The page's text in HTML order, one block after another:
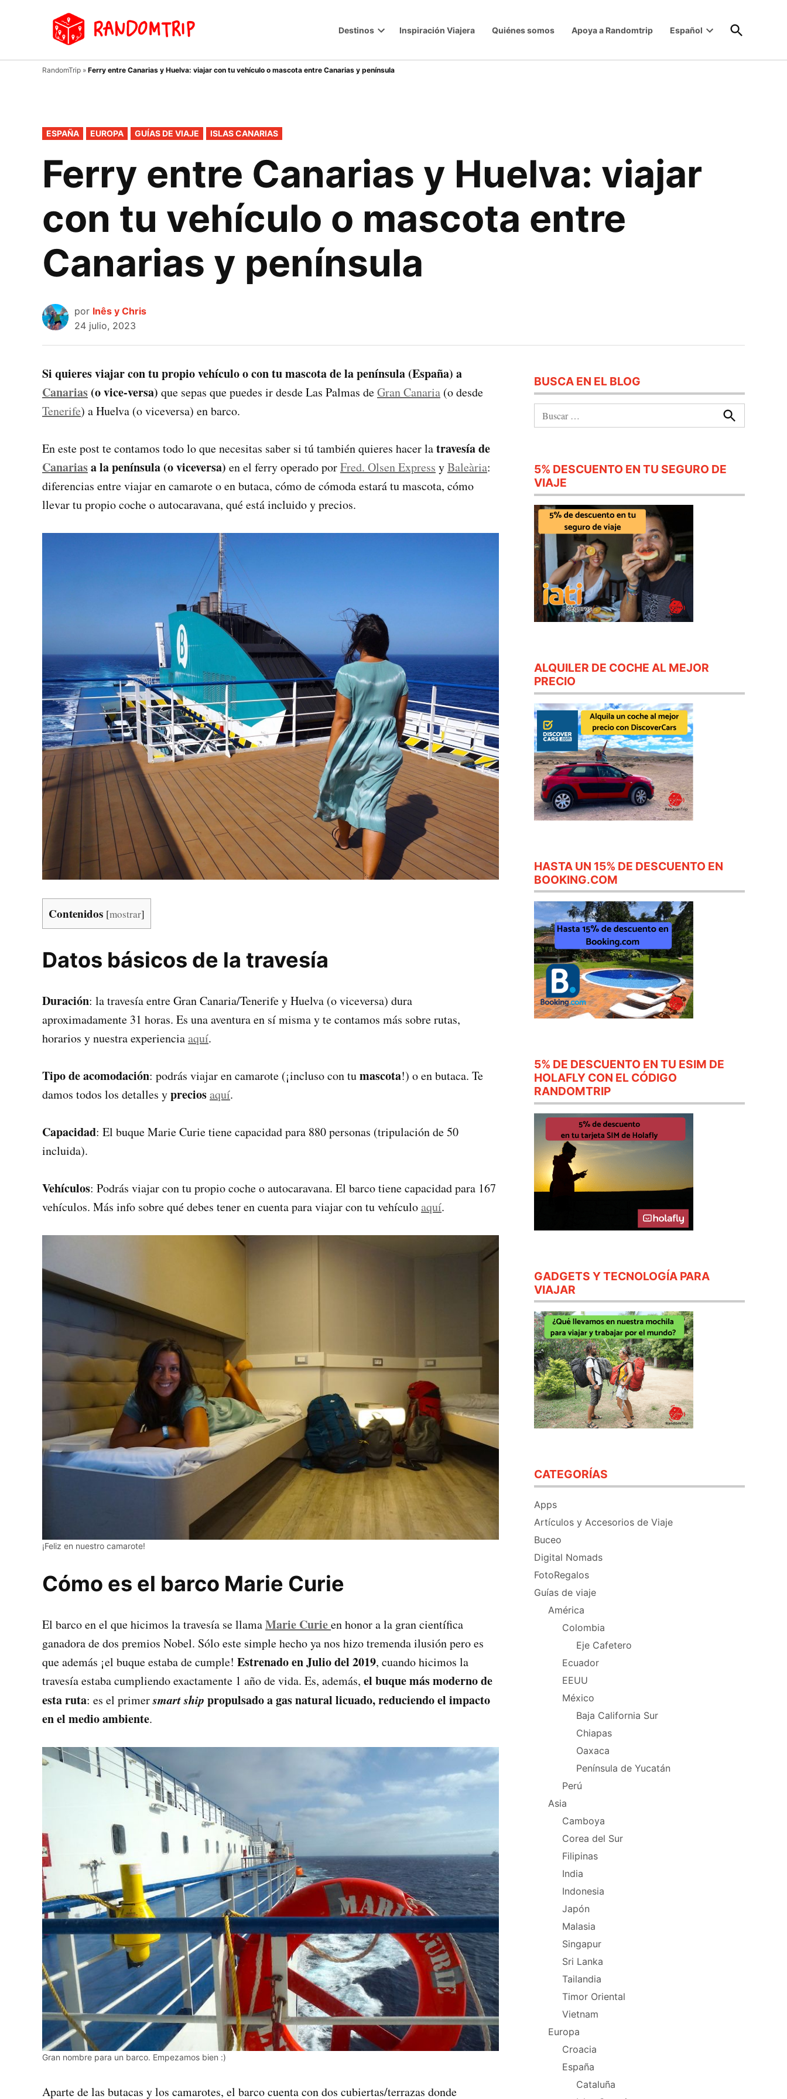
donde
tu
Destinos
menu
Inspiración Viajera Quiénes somos Apoya a Randomtrip Español
menu
Open
Search
RandomTrip » Ferry entre Canarias y Huelva: viajar con tu vehículo o mascota entre Canarias y península
PUBLICADO
EN
ESPAÑA EUROPA GUÍAS DE VIAJE ISLAS CANARIAS
Ferry entre Canarias y Huelva: viajar
con tu vehículo o mascota entre
Canarias y península
por Inês y Chris
24 julio, 2023
Si quieres viajar con tu propio vehículo o con tu mascota de la península (España) a
Canarias (o vice-versa) que sepas que puedes ir desde Las Palmas deGran Canaria (o desde
Tenerife) a Huelva (o viceversa) en barco.
En este post te contamos todo lo que necesitas saber si tú también quieres hacer latravesía de
Canariasa la península (o viceversa) en el ferry operado porFred. Olsen Express yBaleària:
diferencias entre viajar en camarote o en butaca, cómo de cómoda estará tu mascota, cómo
llevar tu propio coche o autocaravana, qué está incluido y precios.
Contenidos [mostrar]
Datos básicos de la travesía
Duración: la travesía entre Gran Canaria/Tenerife y Huelva (o viceversa) dura
aproximadamente 31 horas. Es una aventura en sí misma y te contamos más sobre rutas,
horarios y nuestra experienciaaquí.
Tipo de acomodación: podrás viajar en camarote (¡incluso con tumascota!) o en butaca. Te
damos todos los detalles ypreciosaquí.
Capacidad: El buque Marie Curie tiene capacidad para 880 personas (tripulación de 50
incluida).
Vehículos: Podrás viajar con tu propio coche o autocaravana. El barco tiene capacidad para 167
vehículos. Más info sobre qué debes tener en cuenta para viajar con tu vehículoaquí.
¡Feliz en nuestro camarote!
Cómo es el barco Marie Curie
El barco en el que hicimos la travesía se llamaMarie Curieen honor a la gran científica
ganadora de dos premios Nobel. Sólo este simple hecho ya nos hizo tremenda ilusión pero es
que además ¡el buque estaba de cumple! Estrenado en Julio del 2019, cuando hicimos la
travesía estaba cumpliendo exactamente 1 año de vida. Es, además, el buque más moderno de
esta ruta: es el primersmart ship propulsado a gas natural licuado, reduciendo el impacto
en el medio ambiente.
Gran nombre para un barco. Empezamos bien :)
Aparte de las butacas y los camarotes, el barco cuenta con dos cubiertas/terrazas donde
BUSCA EN EL BLOG
Buscar
5% DESCUENTO EN TU SEGURO DE
VIAJE
ALQUILER DE COCHE AL MEJOR
PRECIO
HASTA UN 15% DE DESCUENTO EN
BOOKING.COM
5% DE DESCUENTO EN TU ESIM DE
HOLAFLY CON EL CÓDIGO
RANDOMTRIP
GADGETS Y TECNOLOGÍA PARA
VIAJAR
CATEGORÍAS
Apps
Artículos y Accesorios de Viaje
Buceo
Digital Nomads
FotoRegalos
Guías de viaje
América
Colombia
Eje Cafetero
Ecuador
EEUU
México
Baja California Sur
Chiapas
Oaxaca
Península de Yucatán
Perú
Asia
Camboya
Corea del Sur
Filipinas
India
Indonesia
Japón
Malasia
Singapur
Sri Lanka
Tailandia
Timor Oriental
Vietnam
Europa
Croacia
España
Cataluña